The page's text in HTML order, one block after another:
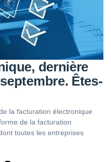
dernière
Êtes-
la facturation électronique
de la facturation
toutes les entreprises